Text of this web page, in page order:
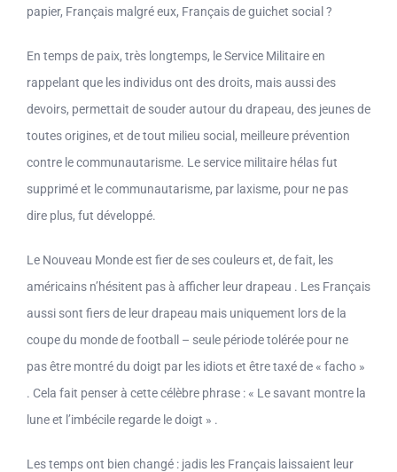
papier, Français malgré eux, Français de guichet social ?
En temps de paix, très longtemps, le Service Militaire en
rappelant que les individus ont des droits, mais aussi des
devoirs, permettait de souder autour du drapeau, des jeunes de
toutes origines, et de tout milieu social, meilleure prévention
contre le communautarisme. Le service militaire hélas fut
supprimé et le communautarisme, par laxisme, pour ne pas
dire plus, fut développé.
Le Nouveau Monde est fier de ses couleurs et, de fait, les
américains n’hésitent pas à afficher leur drapeau . Les Français
aussi sont fiers de leur drapeau mais uniquement lors de la
coupe du monde de football – seule période tolérée pour ne
pas être montré du doigt par les idiots et être taxé de « facho »
. Cela fait penser à cette célèbre phrase : « Le savant montre la
lune et l’imbécile regarde le doigt » .
Les temps ont bien changé : jadis les Français laissaient leur